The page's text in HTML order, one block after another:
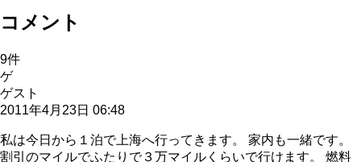
コメント
9件
ゲ
ゲスト
2011年4月23日 06:48
私は今日から１泊で上海へ行ってきます。 家内も一緒です。
割引のマイルでふたりで３万マイルくらいで行けます。 燃料